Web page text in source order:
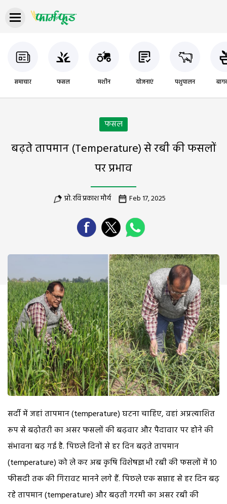
समाचार फसल मशीन योजनाएं पशुपालन
फसल
बढ़ते तापमान (temperature) से रबी की फसलों
पर प्रभाव
प्रो. रवि प्रकाश मौर्य Feb 17, 2025
सर्दी में जहां तापमान (temperature) घटना चाहिए, वहां अप्रत्याशित
रूप से बढ़ोतरी का असर फसलों की बढ़वार और पैदावार पर होने की
संभावना बढ़ गई है. पिछले दिनों से हर दिन बढ़ते तापमान
(temperature) को ले कर अब कृषि विशेषज्ञ भी रबी की फसलों में 10
फीसदी तक की गिरावट मानने लगे हैं. पिछले एक सप्ताह से हर दिन बढ़
रहे तापमान (temperature) और बढ़ती गरमी का असर रबी की